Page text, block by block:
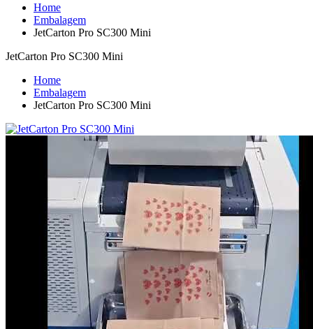
Home
Embalagem
JetCarton Pro SC300 Mini
JetCarton Pro SC300 Mini
Home
Embalagem
JetCarton Pro SC300 Mini